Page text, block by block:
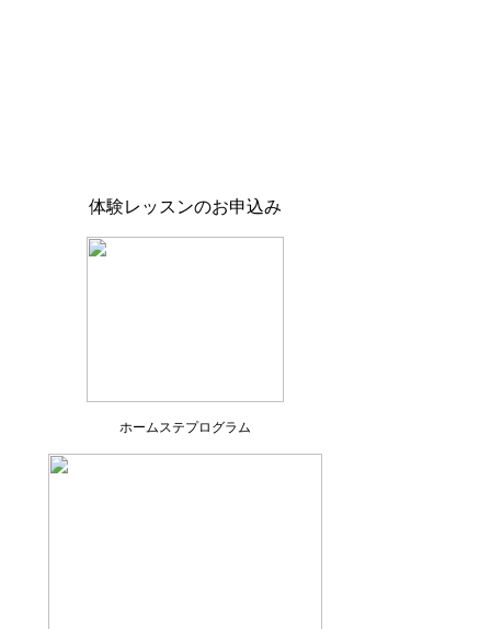
体験レッスンのお申込み
ホームステプログラム